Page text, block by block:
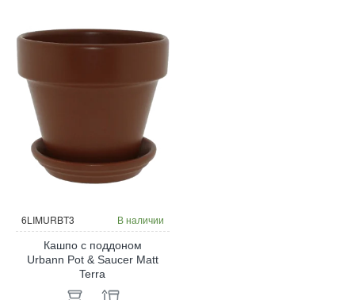
6LIMURBT3 В наличии
Кашпо с поддоном
Urbann Pot & Saucer Matt
Terra